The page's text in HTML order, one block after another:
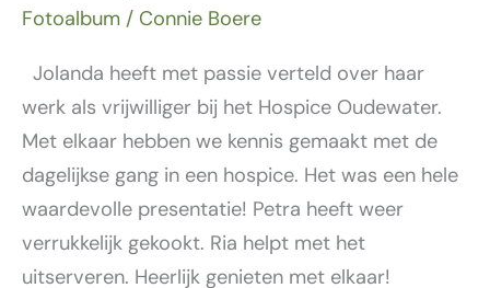
Fotoalbum / Connie Boere
Jolanda heeft met passie verteld over haar
werk als vrijwilliger bij het Hospice Oudewater.
Met elkaar hebben we kennis gemaakt met de
dagelijkse gang in een hospice. Het was een hele
waardevolle presentatie! Petra heeft weer
verrukkelijk gekookt. Ria helpt met het
uitserveren. Heerlijk genieten met elkaar!